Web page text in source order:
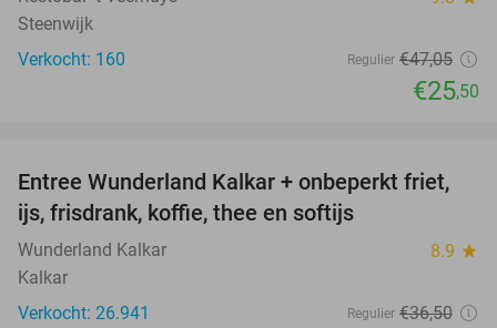
Steenwijk
Verkocht: 160
Regulier €47,05
€25,50
32%
Entree Wunderland Kalkar + onbeperkt friet,
ijs, frisdrank, koffie, thee en softijs
Wunderland Kalkar 8.9 star
Kalkar
Verkocht: 26.941
Regulier €36,50